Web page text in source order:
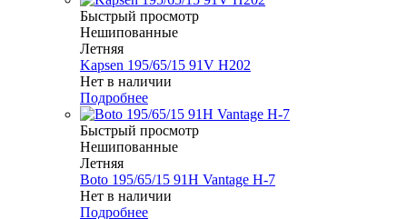
Быстрый просмотр
Нешипованные
Летняя
Kapsen 195/65/15 91V H202
Нет в наличии
Подробнее
Быстрый просмотр
Нешипованные
Летняя
Boto 195/65/15 91H Vantage H-7
Нет в наличии
Подробнее